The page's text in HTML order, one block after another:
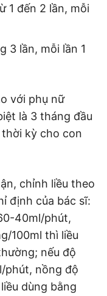
1 đến 2 lần, mỗi
3 lần, mỗi lần 1
với phụ nữ
là 3 tháng đầu
kỳ cho con
chỉnh liều theo
định của bác sĩ:
40ml/phút,
100ml thì liều
nếu độ
phút, nồng độ
dùng bằng